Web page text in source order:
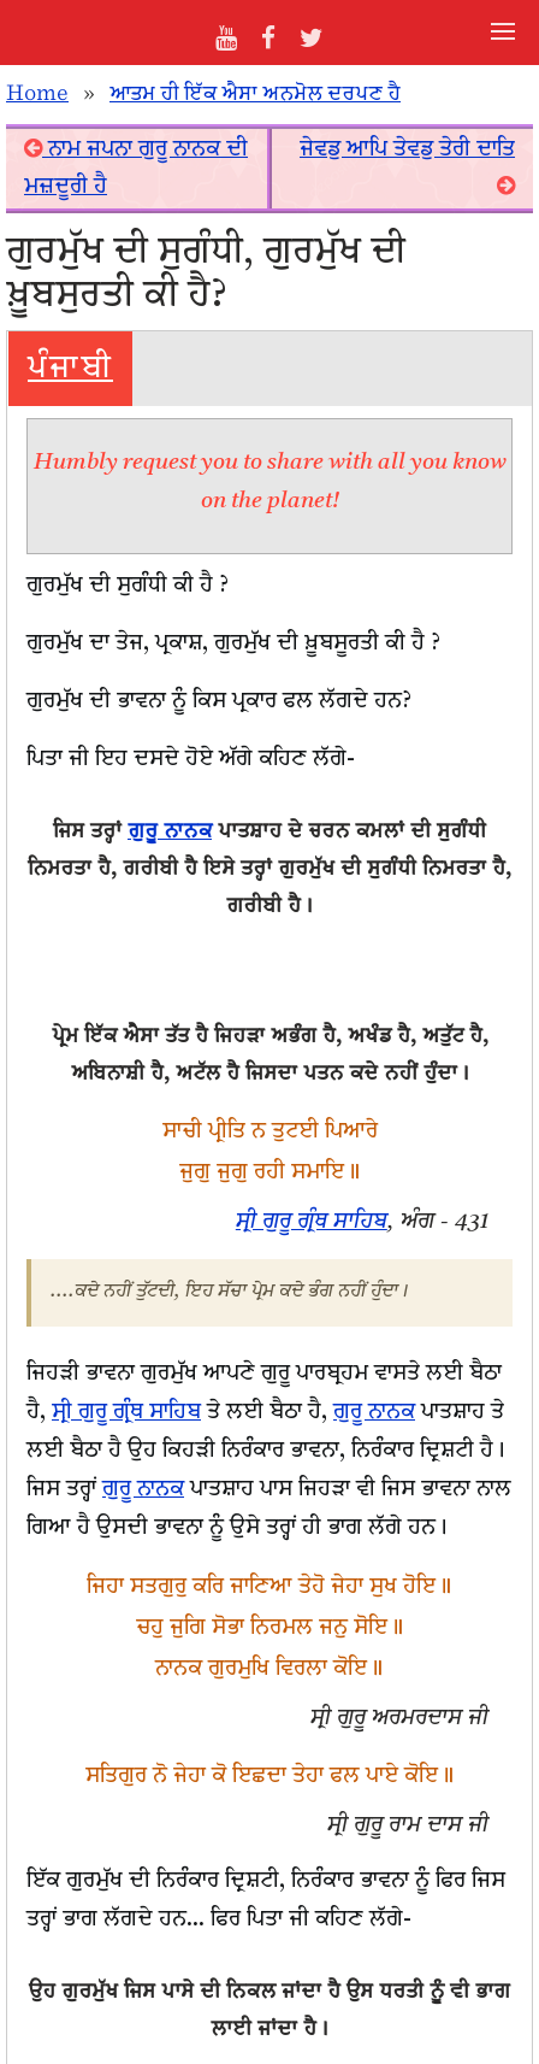
Home » ਆਤਮ ਹੀ ਇੱਕ ਐਸਾ ਅਨਮੋਲ ਦਰਪਣ ਹੈ
ਨਾਮ ਜਪਨਾ ਗੁਰੂ ਨਾਨਕ ਦੀ
ਮਜ਼ਦੂਰੀ ਹੈ
ਜੇਵਡੁ ਆਪਿ ਤੇਵਡੁ ਤੇਰੀ ਦਾਤਿ
ਗੁਰਮੁੱਖ ਦੀ ਸੁਗੰਧੀ, ਗੁਰਮੁੱਖ ਦੀ
ਖ਼ੂਬਸੁਰਤੀ ਕੀ ਹੈ?
ਪੰਜਾਬੀ
Humbly request you to share with all you know
on the planet!
ਗੁਰਮੁੱਖ ਦੀ ਸੁਗੰਧੀ ਕੀ ਹੈ ?
ਗੁਰਮੁੱਖ ਦਾ ਤੇਜ, ਪ੍ਰਕਾਸ਼, ਗੁਰਮੁੱਖ ਦੀ ਖ਼ੂਬਸੂਰਤੀ ਕੀ ਹੈ ?
ਗੁਰਮੁੱਖ ਦੀ ਭਾਵਨਾ ਨੂੰ ਕਿਸ ਪ੍ਰਕਾਰ ਫਲ ਲੱਗਦੇ ਹਨ?
ਪਿਤਾ ਜੀ ਇਹ ਦਸਦੇ ਹੋਏ ਅੱਗੇ ਕਹਿਣ ਲੱਗੇ-
ਜਿਸ ਤਰ੍ਹਾਂ ਗੁਰੂ ਨਾਨਕਪਾਤਸ਼ਾਹ ਦੇ ਚਰਨ ਕਮਲਾਂ ਦੀ ਸੁਗੰਧੀ
ਨਿਮਰਤਾ ਹੈ, ਗਰੀਬੀ ਹੈ ਇਸੇ ਤਰ੍ਹਾਂ ਗੁਰਮੁੱਖ ਦੀ ਸੁਗੰਧੀ ਨਿਮਰਤਾ ਹੈ,
ਗਰੀਬੀ ਹੈ।
ਪ੍ਰੇਮ ਇੱਕ ਐਸਾ ਤੱਤ ਹੈ ਜਿਹੜਾ ਅਭੰਗ ਹੈ, ਅਖੰਡ ਹੈ, ਅਤੁੱਟ ਹੈ,
ਅਬਿਨਾਸ਼ੀ ਹੈ, ਅਟੱਲ ਹੈ ਜਿਸਦਾ ਪਤਨ ਕਦੇ ਨਹੀਂ ਹੁੰਦਾ।
ਸਾਚੀ ਪ੍ਰੀਤਿ ਨ ਤੁਟਈ ਪਿਆਰੇ
ਜੁਗੁ ਜੁਗੁ ਰਹੀ ਸਮਾਇ॥
ਸ੍ਰੀ ਗੁਰੂ ਗ੍ਰੰਥ ਸਾਹਿਬ, ਅੰਗ - 431
....ਕਦੇ ਨਹੀਂ ਤੁੱਟਦੀ, ਇਹ ਸੱਚਾ ਪ੍ਰੇਮ ਕਦੇ ਭੰਗ ਨਹੀਂ ਹੁੰਦਾ।
ਜਿਹੜੀ ਭਾਵਨਾ ਗੁਰਮੁੱਖ ਆਪਣੇ ਗੁਰੂ ਪਾਰਬ੍ਰਹਮ ਵਾਸਤੇ ਲਈ ਬੈਠਾ
ਹੈ, ਸ੍ਰੀ ਗੁਰੂ ਗ੍ਰੰਥ ਸਾਹਿਬਤੇ ਲਈ ਬੈਠਾ ਹੈ,ਗੁਰੂ ਨਾਨਕਪਾਤਸ਼ਾਹ ਤੇ
ਲਈ ਬੈਠਾ ਹੈ ਉਹ ਕਿਹੜੀ ਨਿਰੰਕਾਰ ਭਾਵਨਾ, ਨਿਰੰਕਾਰ ਦ੍ਰਿਸ਼ਟੀ ਹੈ।
ਜਿਸ ਤਰ੍ਹਾਂਗੁਰੂ ਨਾਨਕਪਾਤਸ਼ਾਹ ਪਾਸ ਜਿਹੜਾ ਵੀ ਜਿਸ ਭਾਵਨਾ ਨਾਲ
ਗਿਆ ਹੈ ਉਸਦੀ ਭਾਵਨਾ ਨੂੰ ਉਸੇ ਤਰ੍ਹਾਂ ਹੀ ਭਾਗ ਲੱਗੇ ਹਨ।
ਜਿਹਾ ਸਤਗੁਰੁ ਕਰਿ ਜਾਣਿਆ ਤੇਹੋ ਜੇਹਾ ਸੁਖ ਹੋਇ॥
ਚਹੁ ਜੁਗਿ ਸੋਭਾ ਨਿਰਮਲ ਜਨੁ ਸੋਇ॥
ਨਾਨਕ ਗੁਰਮੁਖਿ ਵਿਰਲਾ ਕੋਇ॥
ਸ੍ਰੀ ਗੁਰੂ ਅਰਮਰਦਾਸ ਜੀ
ਸਤਿਗੁਰ ਨੋ ਜੇਹਾ ਕੋ ਇਛਦਾ ਤੇਹਾ ਫਲ ਪਾਏ ਕੋਇ॥
ਸ੍ਰੀ ਗੁਰੂ ਰਾਮ ਦਾਸ ਜੀ
ਇੱਕ ਗੁਰਮੁੱਖ ਦੀ ਨਿਰੰਕਾਰ ਦ੍ਰਿਸ਼ਟੀ, ਨਿਰੰਕਾਰ ਭਾਵਨਾ ਨੂੰ ਫਿਰ ਜਿਸ
ਤਰ੍ਹਾਂ ਭਾਗ ਲੱਗਦੇ ਹਨ... ਫਿਰ ਪਿਤਾ ਜੀ ਕਹਿਣ ਲੱਗੇ-
ਉਹ ਗੁਰਮੁੱਖ ਜਿਸ ਪਾਸੇ ਦੀ ਨਿਕਲ ਜਾਂਦਾ ਹੈ ਉਸ ਧਰਤੀ ਨੂੰ ਵੀ ਭਾਗ
ਲਾਈ ਜਾਂਦਾ ਹੈ।